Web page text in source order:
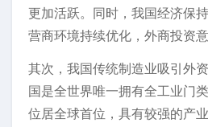
更加活跃。同时，我国经济保
营商环境持续优化，外商投资
其次，我国传统制造业吸引外
国是全世界唯一拥有全工业门
位居全球首位，具有较强的产